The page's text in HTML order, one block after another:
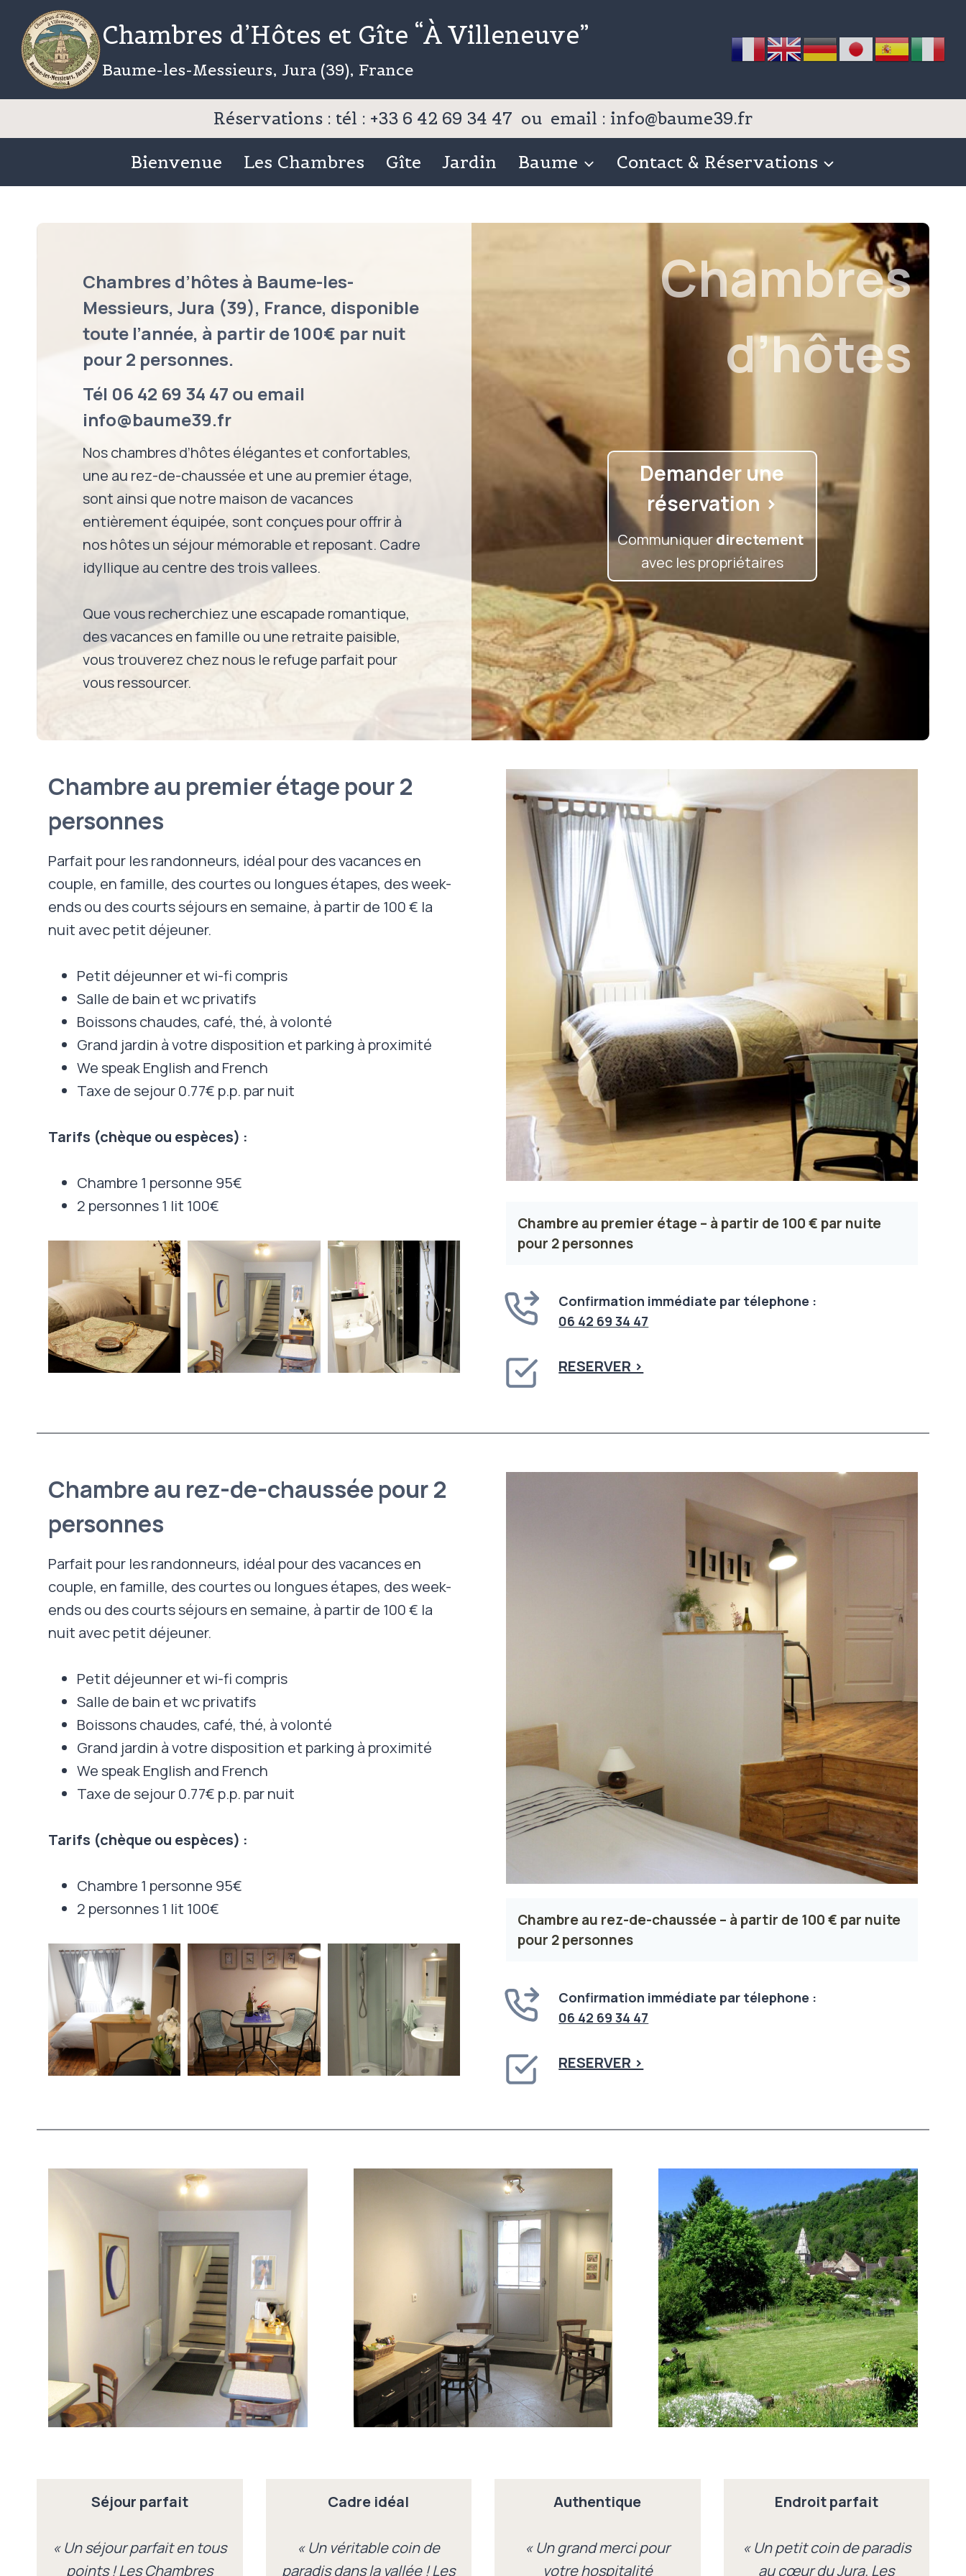
contenu
Chambres d’Hôtes et Gîte “À Villeneuve”
Baume-les-Messieurs, Jura (39), France
Réservations : tél : +33 6 42 69 34 47 ou email : info@baume39.fr
Bienvenue Les Chambres Gîte Jardin Baume Contact & Réservations
Chambres d’hôtes à Baume-les-
Messieurs, Jura (39), France, disponible
toute l’année, à partir de 100€ par nuit
pour 2 personnes.
Tél 06 42 69 34 47 ou email
info@baume39.fr
Nos chambres d’hôtes élégantes et confortables,
une au rez-de-chaussée et une au premier étage,
sont ainsi que notre maison de vacances
entièrement équipée, sont conçues pour offrir à
nos hôtes un séjour mémorable et reposant. Cadre
idyllique au centre des trois vallees.
Que vous recherchiez une escapade romantique,
des vacances en famille ou une retraite paisible,
vous trouverez chez nous le refuge parfait pour
vous ressourcer.
Chambres
d’hôtes
Demander une
réservation >
Communiquerdirectement
avec les propriétaires
Chambre au premier étage pour 2
personnes
Parfait pour les randonneurs, idéal pour des vacances en
couple, en famille, des courtes ou longues étapes, des week-
ends ou des courts séjours en semaine, à partir de 100 € la
nuit avec petit déjeuner.
Petit déjeunner et wi-fi compris
Salle de bain et wc privatifs
Boissons chaudes, café, thé, à volonté
Grand jardin à votre disposition et parking à proximité
We speak English and French
Taxe de sejour 0.77€ p.p. par nuit
Tarifs (chèque ou espèces) :
Chambre 1 personne 95€
2 personnes 1 lit 100€
Chambre au premier étage – à partir de 100 € par nuite
pour 2 personnes
Confirmation immédiate par télephone :
06 42 69 34 47
RESERVER >
Chambre au rez-de-chaussée pour 2
personnes
Parfait pour les randonneurs, idéal pour des vacances en
couple, en famille, des courtes ou longues étapes, des week-
ends ou des courts séjours en semaine, à partir de 100 € la
nuit avec petit déjeuner.
Petit déjeunner et wi-fi compris
Salle de bain et wc privatifs
Boissons chaudes, café, thé, à volonté
Grand jardin à votre disposition et parking à proximité
We speak English and French
Taxe de sejour 0.77€ p.p. par nuit
Tarifs (chèque ou espèces) :
Chambre 1 personne 95€
2 personnes 1 lit 100€
Chambre au rez-de-chaussée – à partir de 100 € par nuite
pour 2 personnes
Confirmation immédiate par télephone :
06 42 69 34 47
RESERVER >
Séjour parfait
« Un séjour parfait en tous
points ! Les Chambres
Cadre idéal
« Un véritable coin de
paradis dans la vallée ! Les
Authentique
« Un grand merci pour
votre hospitalité
Endroit parfait
« Un petit coin de paradis
au cœur du Jura. Les